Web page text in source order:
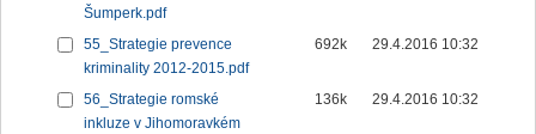
Šumperk.pdf
55_Strategie prevence
kriminality 2012-2015.pdf
692k 29.4.2016 10:32
56_Strategie romské
inkluze v Jihomoravkém
136k 29.4.2016 10:32